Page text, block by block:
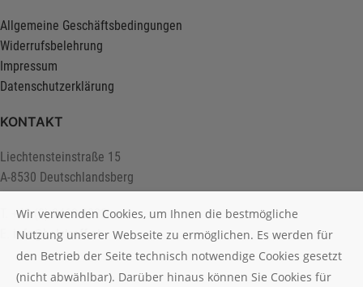
Allgemeine Geschäftsbedingungen
Widerrufsbelehrung
Impressum
Datenschutzerklärung
KONTAKT
Liechtensteinstraße 15
A-8530 Deutschlandsberg
T. +43 (0) 3462 2222
info@holztreff.at
Wir verwenden Cookies, um Ihnen die bestmögliche
Nutzung unserer Webseite zu ermöglichen. Es werden für
den Betrieb der Seite technisch notwendige Cookies gesetzt
(nicht abwählbar). Darüber hinaus können Sie Cookies für